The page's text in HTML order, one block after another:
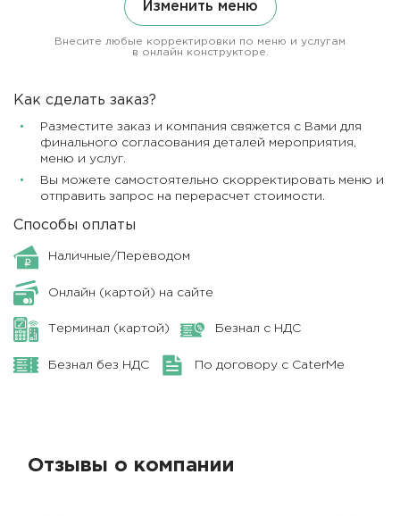
Изменить меню
Внесите любые корректировки по меню и услугам
в онлайн конструкторе.
Как сделать заказ?
Разместите заказ и компания свяжется с Вами для
финального согласования деталей мероприятия,
меню и услуг.
Вы можете самостоятельно скорректировать меню и
отправить запрос на перерасчет стоимости.
Способы оплаты
Наличные/Переводом
Онлайн (картой) на сайте
Терминал (картой) Безнал с НДС
Безнал без НДС По договору с CaterMe
Отзывы о компании